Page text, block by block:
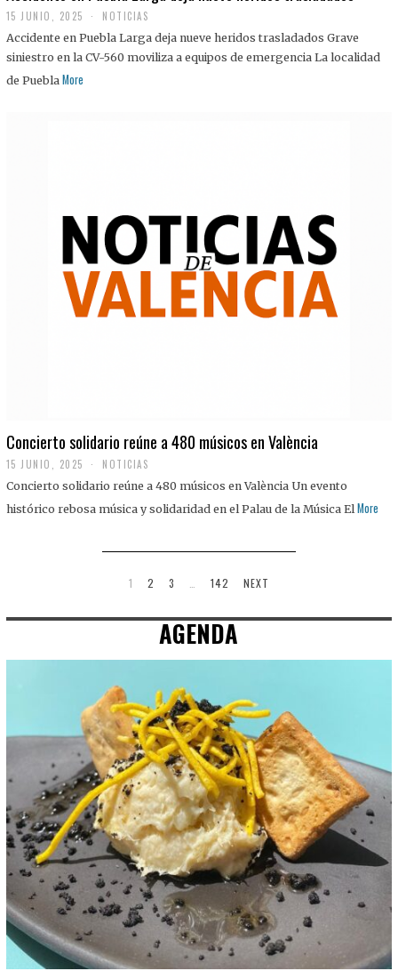
15 JUNIO, 2025 NOTICIAS
Accidente en Puebla Larga deja nueve heridos trasladados Grave
siniestro en la CV-560 moviliza a equipos de emergencia La localidad
de Puebla More
Concierto solidario reúne a 480 músicos en València
15 JUNIO, 2025 NOTICIAS
Concierto solidario reúne a 480 músicos en València Un evento
histórico rebosa música y solidaridad en el Palau de la Música El More
1 2 3 142 NEXT
AGENDA